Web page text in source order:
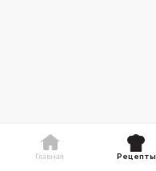
Главная Рецепты